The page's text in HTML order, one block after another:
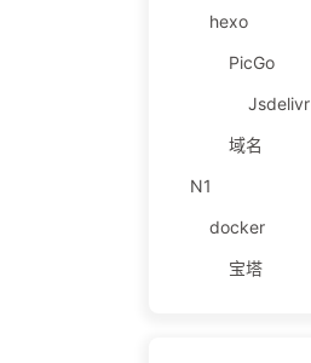
hexo
PicGo
Jsdelivr
域名
N1
docker
宝塔